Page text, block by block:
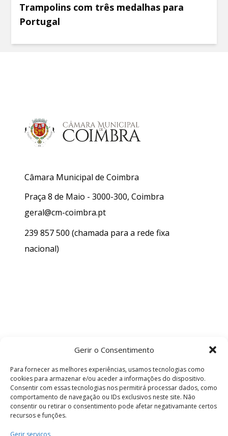
Gerir o Consentimento
Para fornecer as melhores experiências, usamos tecnologias como
cookies para armazenar e/ou aceder a informações do dispositivo.
Consentir com essas tecnologias nos permitirá processar dados, como
comportamento de navegação ou IDs exclusivos neste site. Não
consentir ou retirar o consentimento pode afetar negativamante certos
recursos e funções.
Gerir serviços
Trampolins com três medalhas para
Portugal
Câmara Municipal de Coimbra
Praça 8 de Maio - 3000-300, Coimbra
geral@cm-coimbra.pt
239 857 500 (chamada para a rede fixa
nacional)
Termos e Condições